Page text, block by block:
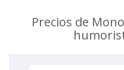
Precios de